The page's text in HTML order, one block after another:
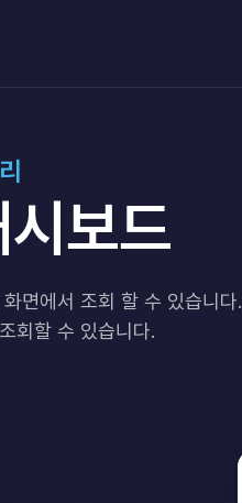
보드
면에서 조회 할 수 있습니다.
회할 수 있습니다.